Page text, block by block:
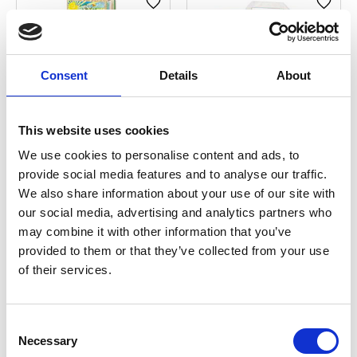
Consent Details About
This website uses cookies
We use cookies to personalise content and ads, to
provide social media features and to analyse our traffic.
We also share information about your use of our site with
our social media, advertising and analytics partners who
may combine it with other information that you’ve
provided to them or that they’ve collected from your use
of their services.
Necessary
Burspån Chipsi Classic
15L
36,90kr
Lägg till i favoriter
4 st i lager
Cats Best Original
10L/4,3kg
169,00kr
Lägg
3 st i lager